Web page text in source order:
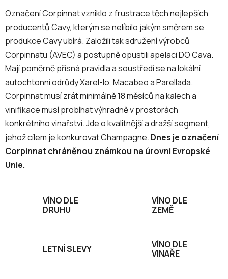
Označení Corpinnat vzniklo z frustrace těch nejlepších
producentůCavy, kterým se nelíbilo jakým směrem se
produkce Cavy ubírá. Založili tak sdružení výrobců
Corpinnatu (AVEC) a postupně opustili apelaci DO Cava.
Mají poměrně přísná pravidla a soustředí se na lokální
autochtonní odrůdyXarel-lo, Macabeo a Parellada.
Corpinnat musí zrát minimálně 18 měsíců na kalech a
vinifikace musí probíhat výhradně v prostorách
konkrétního vinařství. Jde o kvalitnější a dražší segment,
jehož cílem je konkurovatChampagne. Dnes je označení
Corpinnat chráněnou známkou na úrovni Evropské
Unie.
VÍNO DLE
DRUHU
VÍNO DLE
ZEMĚ
LETNÍ SLEVY
VÍNO DLE
VINAŘE